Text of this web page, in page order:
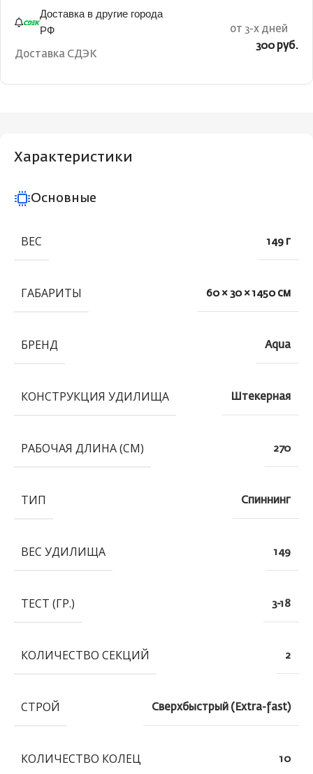
Доставка в другие города
РФ
Доставка СДЭК
от 3-х дней
300 руб.
Характеристики
Основные
ВЕС 149 г
ГАБАРИТЫ 60 × 30 × 1450 см
БРЕНД Aqua
КОНСТРУКЦИЯ УДИЛИЩА Штекерная
РАБОЧАЯ ДЛИНА (СМ) 270
ТИП Спиннинг
ВЕС УДИЛИЩА 149
ТЕСТ (ГР.) 3-18
КОЛИЧЕСТВО СЕКЦИЙ 2
СТРОЙ Сверхбыстрый (Extra-fast)
КОЛИЧЕСТВО КОЛЕЦ 10